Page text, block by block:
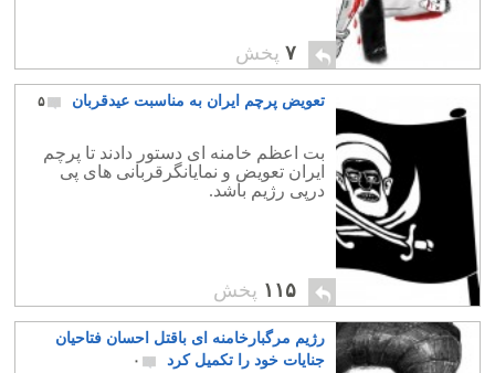
۷ پخش
تعویض پرچم ایران به مناسبت عیدقربان ۵
بت اعظم خامنه ای دستور دادند تا پرچم
ایران تعویض و نمایانگرقربانی های پی
درپی رژیم باشد.
۱۱۵ پخش
رژیم مرگبارخامنه ای باقتل احسان فتاحیان
جنایات خود را تکمیل کرد
۰